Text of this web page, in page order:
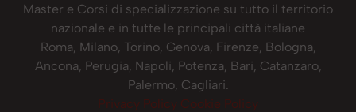
Master e Corsi di specializzazione su tutto il territorio
nazionale e in tutte le principali città italiane
Roma, Milano, Torino, Genova, Firenze, Bologna,
Ancona, Perugia, Napoli, Potenza, Bari, Catanzaro,
Palermo, Cagliari.
Privacy Policy Cookie Policy